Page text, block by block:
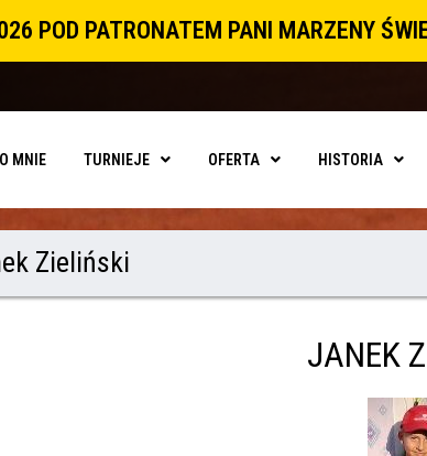
POD PATRONATEM PANI MARZENY
O MNIE TURNIEJE OFERTA HISTORIA
Zieliński
JANEK